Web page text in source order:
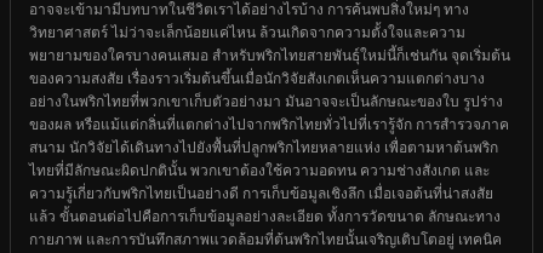
อาจจะเข้ามามีบทบาทในชีวิตเราได้อย่างไรบ้าง การค้นพบสิ่งใหม่ๆ ทาง
วิทยาศาสตร์ ไม่ว่าจะเล็กน้อยแค่ไหน ล้วนเกิดจากความตั้งใจและความ
พยายามของใครบางคนเสมอ สำหรับพริกไทยสายพันธุ์ใหม่นี้ก็เช่นกัน จุดเริ่มต้น
ของความสงสัย เรื่องราวเริ่มต้นขึ้นเมื่อนักวิจัยสังเกตเห็นความแตกต่างบาง
อย่างในพริกไทยที่พวกเขาเก็บตัวอย่างมา มันอาจจะเป็นลักษณะของใบ รูปร่าง
ของผล หรือแม้แต่กลิ่นที่แตกต่างไปจากพริกไทยทั่วไปที่เรารู้จัก การสำรวจภาค
สนาม นักวิจัยได้เดินทางไปยังพื้นที่ปลูกพริกไทยหลายแห่ง เพื่อตามหาต้นพริก
ไทยที่มีลักษณะผิดปกตินั้น พวกเขาต้องใช้ความอดทน ความช่างสังเกต และ
ความรู้เกี่ยวกับพริกไทยเป็นอย่างดี การเก็บข้อมูลเชิงลึก เมื่อเจอต้นที่น่าสงสัย
แล้ว ขั้นตอนต่อไปคือการเก็บข้อมูลอย่างละเอียด ทั้งการวัดขนาด ลักษณะทาง
กายภาพ และการบันทึกสภาพแวดล้อมที่ต้นพริกไทยนั้นเจริญเติบโตอยู่ เทคนิค